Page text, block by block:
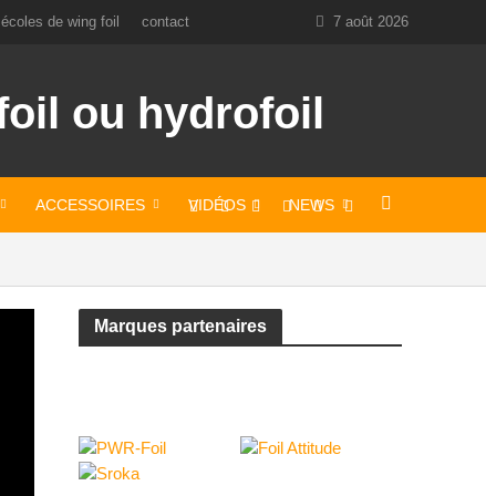
écoles de wing foil contact 7 août 2026
ACCESSOIRES VIDÉOS NEWS
Marques partenaires